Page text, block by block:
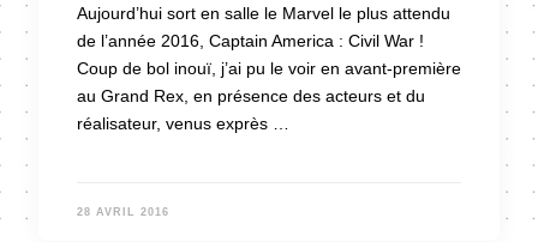
Aujourd’hui sort en salle le Marvel le plus attendu
de l’année 2016, Captain America : Civil War !
Coup de bol inouï, j’ai pu le voir en avant-première
au Grand Rex, en présence des acteurs et du
réalisateur, venus exprès …
28 AVRIL 2016